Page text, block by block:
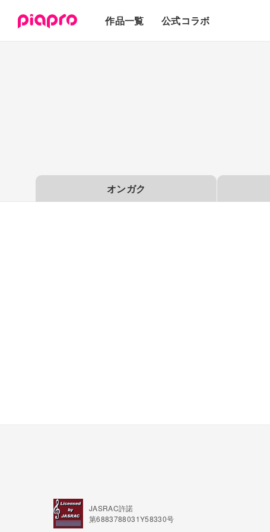
作品一覧
3Dモデル
公式コラボ
オンガク
JASRAC許諾
第6883788031Y58330号